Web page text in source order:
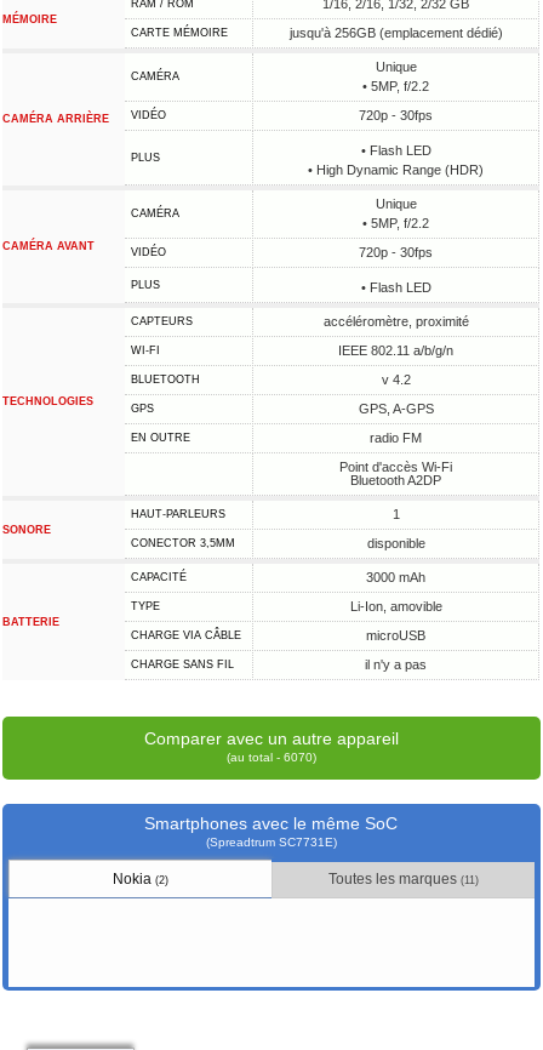
MÉMOIRE
RAM / ROM 1/16, 2/16, 1/32, 2/32 GB
CARTE MÉMOIRE jusqu'à 256GB (emplacement dédié)
CAMÉRA ARRIÈRE
CAMÉRA
Unique
• 5MP, f/2.2
VIDÉO 720p - 30fps
PLUS
• Flash LED
• High Dynamic Range (HDR)
CAMÉRA AVANT
CAMÉRA
Unique
• 5MP, f/2.2
VIDÉO 720p - 30fps
PLUS • Flash LED
TECHNOLOGIES
CAPTEURS accéléromètre, proximité
WI-FI IEEE 802.11 a/b/g/n
BLUETOOTH v 4.2
GPS GPS, A-GPS
EN OUTRE
radio FM
Point d'accès Wi-Fi
Bluetooth A2DP
SONORE
HAUT-PARLEURS 1
CONECTOR 3,5MM disponible
BATTERIE
CAPACITÉ 3000 mAh
TYPE Li-Ion, amovible
CHARGE VIA CÂBLE microUSB
CHARGE SANS FIL il n'y a pas
Comparer avec un autre appareil
(au total - 6070)
Smartphones avec le même SoC
(Spreadtrum SC7731E)
Nokia (2) Toutes les marques (11)